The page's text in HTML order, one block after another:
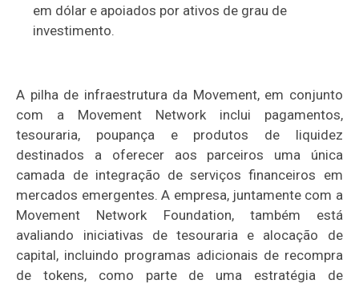
em dólar e apoiados por ativos de grau de
investimento.
A pilha de infraestrutura da Movement, em conjunto
com a Movement Network inclui pagamentos,
tesouraria, poupança e produtos de liquidez
destinados a oferecer aos parceiros uma única
camada de integração de serviços financeiros em
mercados emergentes. A empresa, juntamente com a
Movement Network Foundation, também está
avaliando iniciativas de tesouraria e alocação de
capital, incluindo programas adicionais de recompra
de tokens, como parte de uma estratégia de